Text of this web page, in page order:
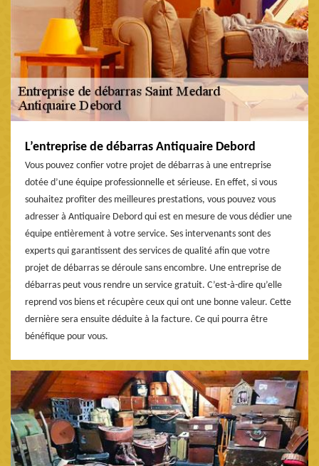
L’entreprise de débarras Antiquaire Debord
Vous pouvez confier votre projet de débarras à une entreprise
dotée d’une équipe professionnelle et sérieuse. En effet, si vous
souhaitez profiter des meilleures prestations, vous pouvez vous
adresser à Antiquaire Debord qui est en mesure de vous dédier une
équipe entièrement à votre service. Ses intervenants sont des
experts qui garantissent des services de qualité afin que votre
projet de débarras se déroule sans encombre. Une entreprise de
débarras peut vous rendre un service gratuit. C’est-à-dire qu’elle
reprend vos biens et récupère ceux qui ont une bonne valeur. Cette
dernière sera ensuite déduite à la facture. Ce qui pourra être
bénéfique pour vous.